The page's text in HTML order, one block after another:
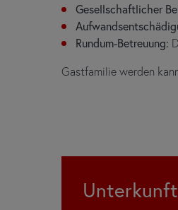
Gesellschaftlicher
Rundum-Betreuung:
Gastfamilie werden